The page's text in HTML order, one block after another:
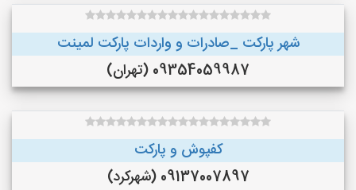
شهر پارکت _صادرات و واردات پارکت لمینت
09354059987 (تهران)
کفپوش و پارکت
09137007897 (شهرکرد)